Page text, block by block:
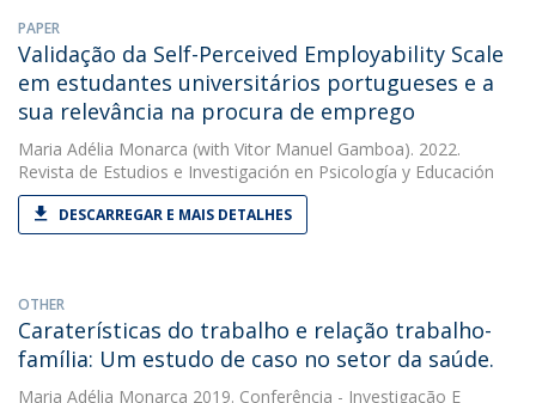
PAPER
Validação da Self-Perceived Employability Scale
em estudantes universitários portugueses e a
sua relevância na procura de emprego
Maria Adélia Monarca (with Vitor Manuel Gamboa). 2022.
Revista de Estudios e Investigación en Psicología y Educación
DESCARREGAR E MAIS DETALHES
OTHER
Caraterísticas do trabalho e relação trabalho-
família: Um estudo de caso no setor da saúde.
Maria Adélia Monarca 2019. Conferência - Investigação E